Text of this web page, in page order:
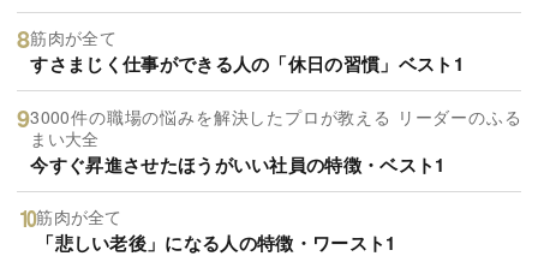
筋肉が全て
すさまじく仕事ができる人の「休日の習慣」ベスト1
3000件の職場の悩みを解決したプロが教える リーダーのふる
まい大全
今すぐ昇進させたほうがいい社員の特徴・ベスト1
筋肉が全て
「悲しい老後」になる人の特徴・ワースト1